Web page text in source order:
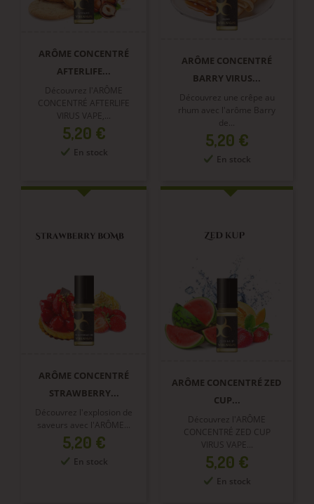
ARÔME CONCENTRÉ
AFTERLIFE...
Découvrez l'ARÔME
CONCENTRÉ AFTERLIFE
VIRUS VAPE,...
Prix
5,20 €
En stock
ARÔME CONCENTRÉ
BARRY VIRUS...
Découvrez une crêpe au
rhum avec l'arôme Barry
de...
Prix
5,20 €
En stock
ARÔME CONCENTRÉ
STRAWBERRY...
Découvrez l'explosion de
saveurs avec l'ARÔME...
Prix
5,20 €
En stock
ARÔME CONCENTRÉ ZED
CUP...
Découvrez l'ARÔME
CONCENTRÉ ZED CUP
VIRUS VAPE...
Prix
5,20 €
En stock